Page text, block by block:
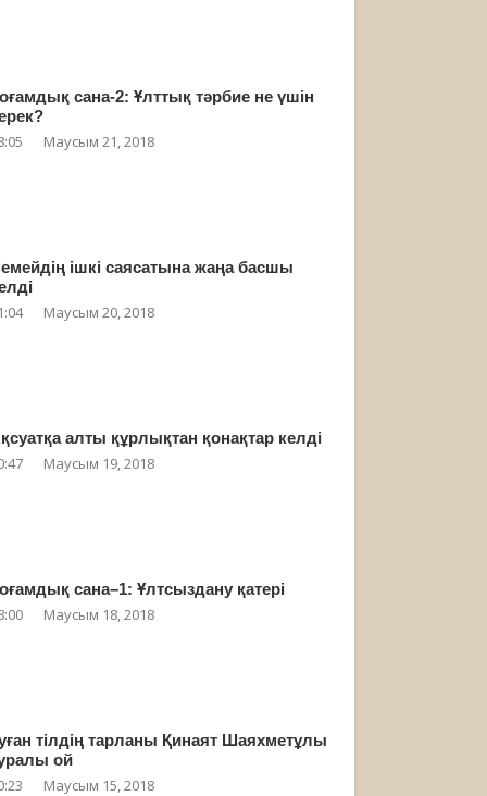
сана-2: Ұлттық тәрбие не үшін
Маусым 21, 2018
ішкі саясатына жаңа басшы
Маусым 20, 2018
алты құрлықтан қонақтар келді
Маусым 19, 2018
сана–1: Ұлтсыздану қатері
Маусым 18, 2018
тілдің тарланы Қинаят Шаяхметұлы
ой
Маусым 15, 2018